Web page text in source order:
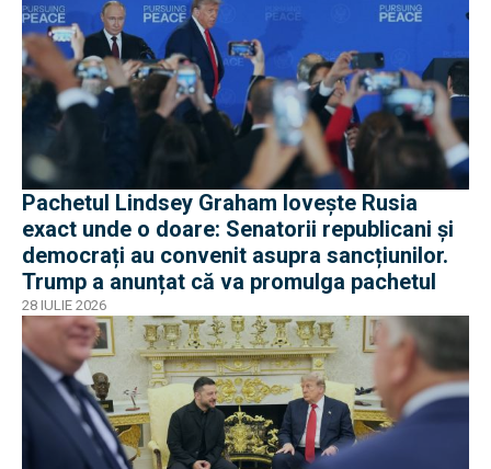
Pachetul Lindsey Graham lovește Rusia
exact unde o doare: Senatorii republicani și
democrați au convenit asupra sancțiunilor.
Trump a anunțat că va promulga pachetul
28 IULIE 2026